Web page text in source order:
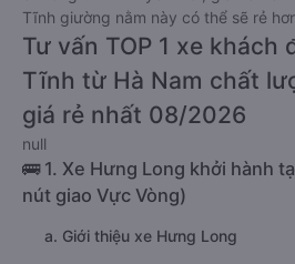
Tĩnh giường nằm này có thể sẽ rẻ
Tư vấn TOP 1 xe khách
Tĩnh từ Hà Nam chất
giá rẻ nhất 08/2026
null
🚌 1. Xe Hưng Long khởi hành
nút giao Vực Vòng)
a. Giới thiệu xe Hưng Long